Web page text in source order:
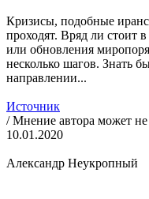
Кризисы, подобные
проходят. Вряд ли стоит
или обновления
несколько шагов. Знать
направлении...
Источник
/ Мнение автора может не
10.01.2020
Александр Неукропный